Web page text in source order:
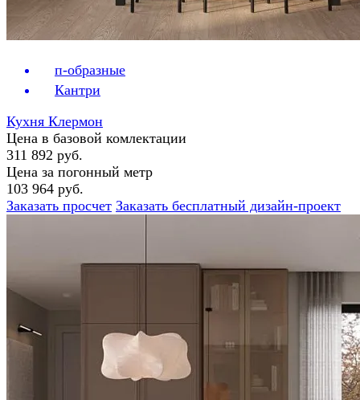
п-образные
Кантри
Кухня Клермон
Цена в базовой комлектации
311 892 руб.
Цена за погонный метр
103 964 руб.
Заказать просчет Заказать бесплатный дизайн-проект